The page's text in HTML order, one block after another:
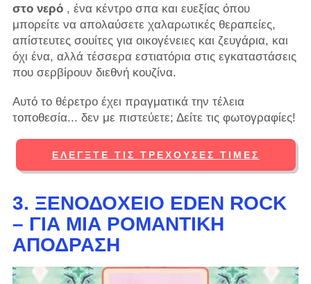
στο νερό, ένα κέντρο σπα και ευεξίας όπου
μπορείτε να απολαύσετε χαλαρωτικές θεραπείες,
απίστευτες σουίτες για οικογένειες και ζευγάρια, και
όχι ένα, αλλά τέσσερα εστιατόρια στις εγκαταστάσεις
που σερβίρουν διεθνή κουζίνα.
Αυτό το θέρετρο έχει πραγματικά την τέλεια
τοποθεσία... δεν με πιστεύετε; Δείτε τις φωτογραφίες!
ΕΛΈΓΞΤΕ ΤΙΣ ΤΡΈΧΟΥΣΕΣ ΤΙΜΈΣ
3. ΞΕΝΟΔΟΧΕΊΟ EDEN ROCK
– ΓΙΑ ΜΙΑ ΡΟΜΑΝΤΙΚΉ
ΑΠΌΔΡΑΣΗ